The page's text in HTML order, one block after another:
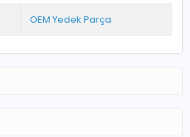
OEM Yedek Parça